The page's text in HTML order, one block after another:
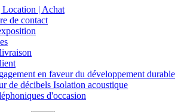
Location | Achat
de contact
en faveur du développement durable
de décibels Isolation acoustique
d'occasion